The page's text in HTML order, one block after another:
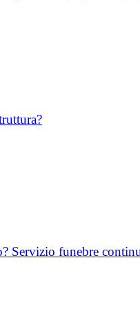
Servizio funebre